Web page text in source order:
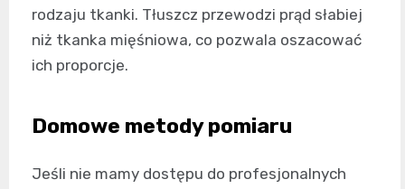
rodzaju tkanki. Tłuszcz przewodzi prąd słabiej
niż tkanka mięśniowa, co pozwala oszacować
ich proporcje.
Domowe metody pomiaru
Jeśli nie mamy dostępu do profesjonalnych